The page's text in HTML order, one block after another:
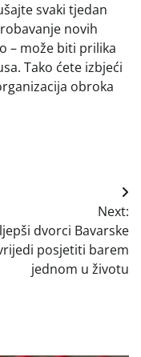
svaki tjedan
novih
– može biti prilika
Tako ćete izbjeći
obroka
Next:
dvorci Bavarske
posjetiti barem
jednom u životu